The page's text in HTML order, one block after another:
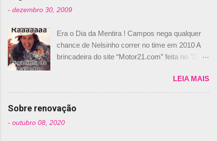
- dezembro 30, 2009
Era o Dia da Mentira ! Campos nega qualquer
chance de Nelsinho correr no time em 2010 A
brincadeira do site “Motor21.com” feita no "Día
de abril –, afirmando que Nelson Piquet havia
comprado 15% das ações da Campos, dando,
com isso, um lugar no time a Nelsinho Piquet,
foi esclarecida de uma vez por todas por
Daniele Audetto, diretor da escuderia. O
LEIA MAIS
Sobre renovação
- outubro 08, 2020